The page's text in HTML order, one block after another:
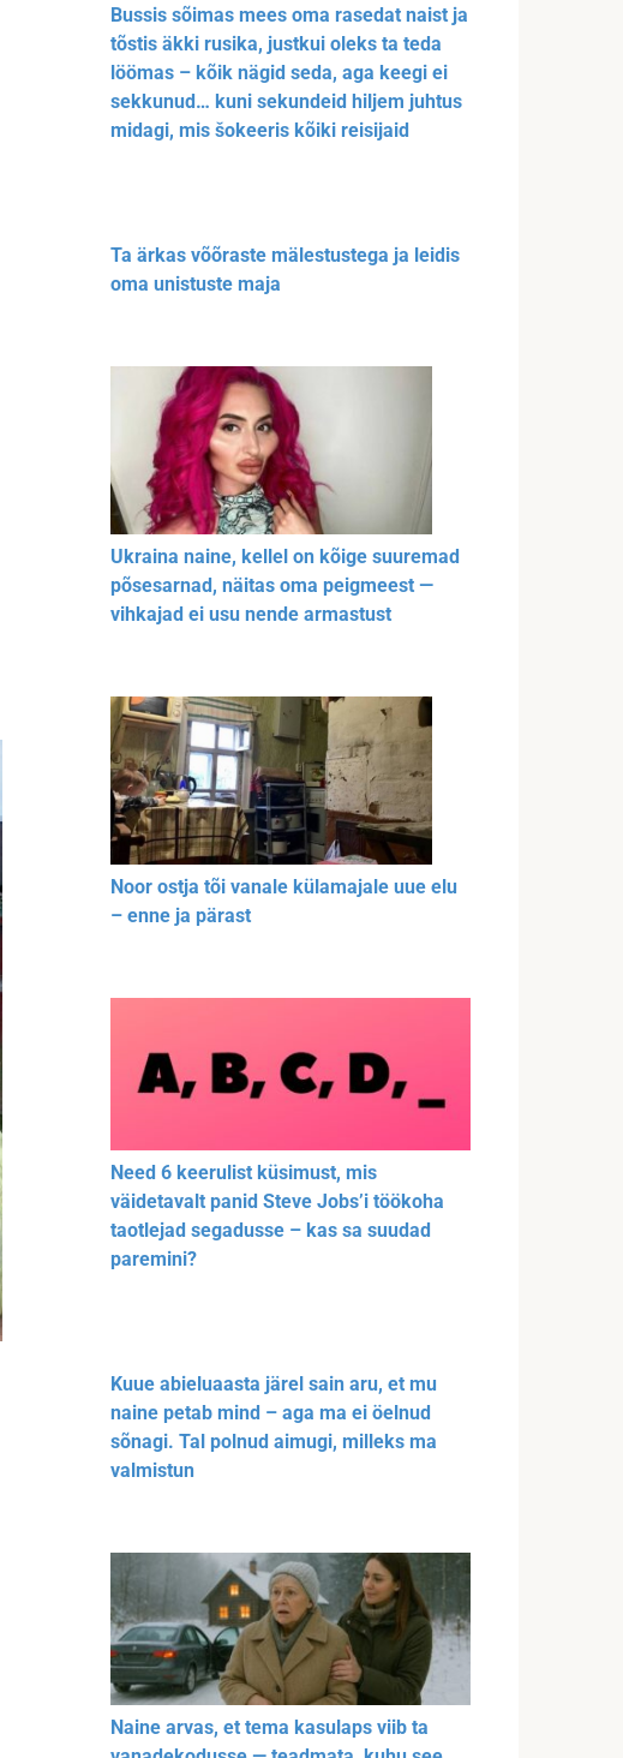
Bussis sõimas mees oma rasedat naist ja
tõstis äkki rusika, justkui oleks ta teda
löömas – kõik nägid seda, aga keegi ei
sekkunud… kuni sekundeid hiljem juhtus
midagi, mis šokeeris kõiki reisijaid
Ta ärkas võõraste mälestustega ja leidis
oma unistuste maja
Ukraina naine, kellel on kõige suuremad
põsesarnad, näitas oma peigmeest —
vihkajad ei usu nende armastust
Noor ostja tõi vanale külamajale uue elu
– enne ja pärast
Need 6 keerulist küsimust, mis
väidetavalt panid Steve Jobs’i töökoha
taotlejad segadusse – kas sa suudad
paremini?
Kuue abieluaasta järel sain aru, et mu
naine petab mind – aga ma ei öelnud
sõnagi. Tal polnud aimugi, milleks ma
valmistun
Naine arvas, et tema kasulaps viib ta